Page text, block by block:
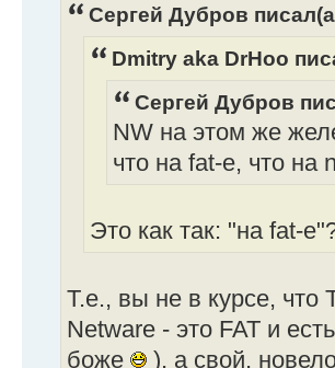
Сергей Дубров
Dmitry aka DrHoo
Сергей Дубров
NW на этом же
что на fat-е, что на
Это как так: "на fat-
Т.е., вы не в курсе, что
Netware - это FAT и
боже
), а свой,